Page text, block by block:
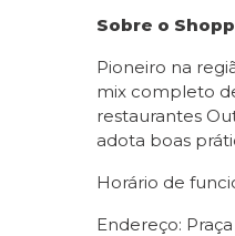
Sobre o
Pioneiro na
mix completo
restaurantes
adota boas
Horário de
Endereço: